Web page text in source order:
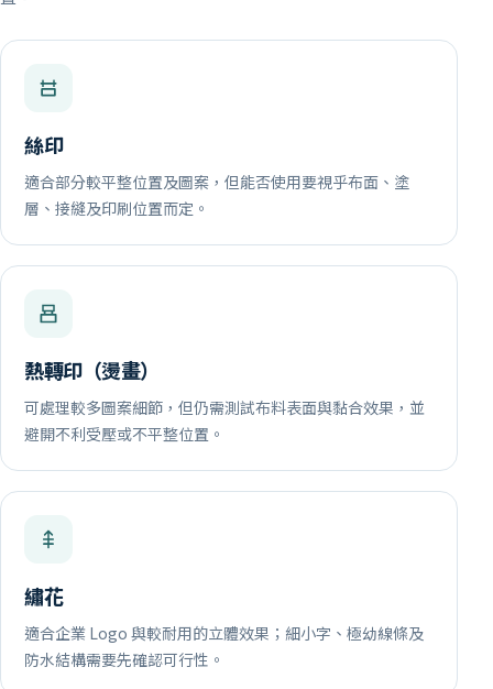
絲印
適合部分較平整位置及圖案，但能否使用要視乎布面、塗
層、接縫及印刷位置而定。
熱轉印（燙畫）
可處理較多圖案細節，但仍需測試布料表面與黏合效果，並
避開不利受壓或不平整位置。
繡花
適合企業 Logo 與較耐用的立體效果；細小字、極幼線條及
防水結構需要先確認可行性。